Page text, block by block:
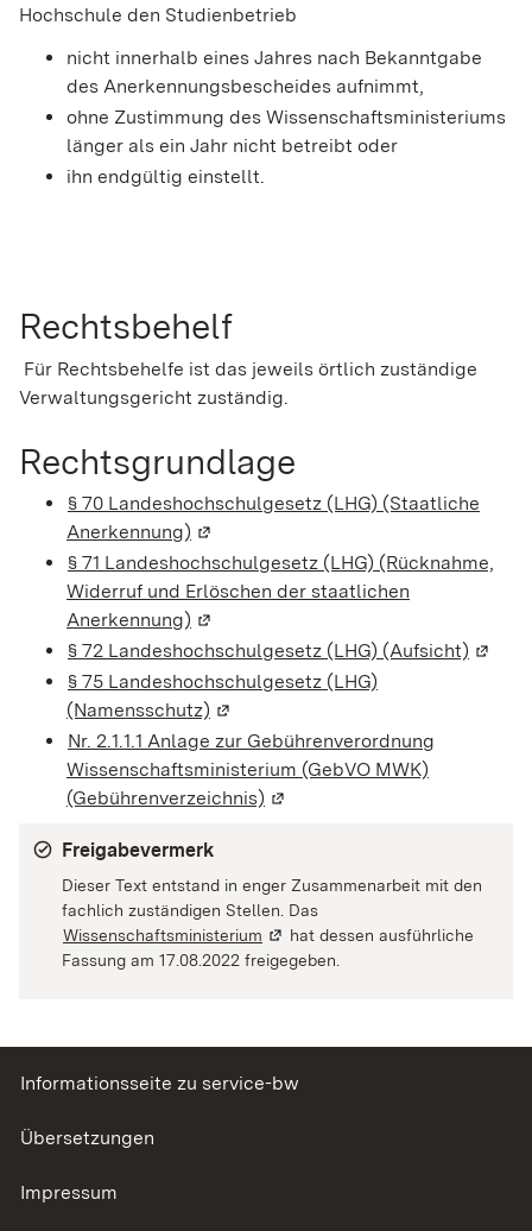
Hochschule den Studienbetrieb
nicht innerhalb eines Jahres nach Bekanntgabe
des Anerkennungsbescheides aufnimmt,
ohne Zustimmung des Wissenschaftsministeriums
länger als ein Jahr nicht betreibt oder
ihn endgültig einstellt.
Rechtsbehelf
Für Rechtsbehelfe ist das jeweils örtlich zuständige
Verwaltungsgericht zuständig.
Rechtsgrundlage
§ 70 Landeshochschulgesetz (LHG) (Staatliche
Anerkennung) (Wird in einem neuen Fenster
§ 71 Landeshochschulgesetz (LHG) (Rücknahme,
Widerruf und Erlöschen der staatlichen
Anerkennung) (Wird in einem neuen Fenster
§ 72 Landeshochschulgesetz (LHG) (Aufsicht) (Wird
§ 75 Landeshochschulgesetz (LHG)
(Namensschutz) (Wird in einem neuen Fenster
Nr. 2.1.1.1 Anlage zur Gebührenverordnung
Wissenschaftsministerium (GebVO MWK)
(Gebührenverzeichnis) (Wird in einem neuen
Freigabevermerk
Dieser Text entstand in enger Zusammenarbeit mit den
fachlich zuständigen Stellen. Das
Wissenschaftsministerium (Wird in einem neuen Fenster
hat dessen ausführliche
Fassung am 17.08.2022 freigegeben.
Informationsseite zu service-bw
Übersetzungen
Impressum